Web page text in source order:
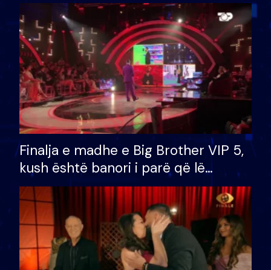
Finalja e madhe e Big Brother VIP 5,
kush është banori i parë që lë
shtëpinë dhe humb mundësinë për
të fituar çmimin e madh